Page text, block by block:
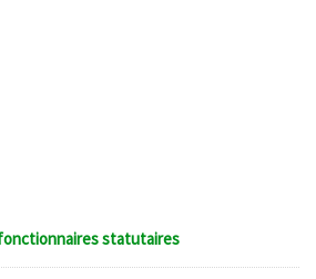
statutaires